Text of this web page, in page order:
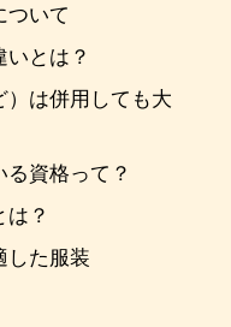
ついて
とは？
）は併用しても大
資格って？
？
した服装